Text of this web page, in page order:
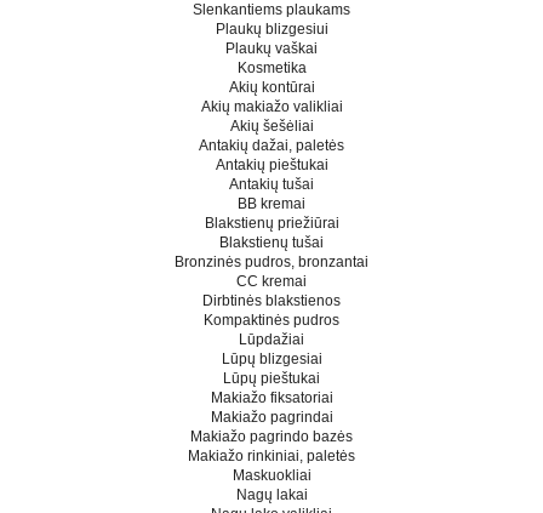
Slenkantiems plaukams
Plaukų blizgesiui
Plaukų vaškai
Kosmetika
Akių kontūrai
Akių makiažo valikliai
Akių šešėliai
Antakių dažai, paletės
Antakių pieštukai
Antakių tušai
BB kremai
Blakstienų priežiūrai
Blakstienų tušai
Bronzinės pudros, bronzantai
CC kremai
Dirbtinės blakstienos
Kompaktinės pudros
Lūpdažiai
Lūpų blizgesiai
Lūpų pieštukai
Makiažo fiksatoriai
Makiažo pagrindai
Makiažo pagrindo bazės
Makiažo rinkiniai, paletės
Maskuokliai
Nagų lakai